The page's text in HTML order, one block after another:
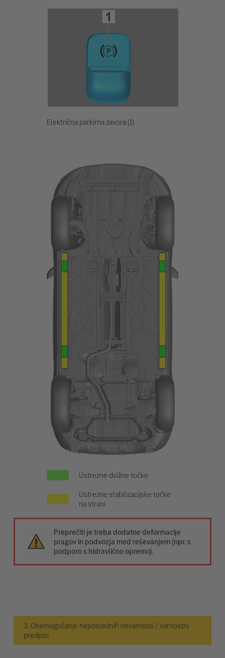
Električna parkirna zavora (1)
Ustrezne dvižne točke
Ustrezne stabilizacijske točke
na strani
Preprečiti je treba dodatne deformacije
pragov in podvozja med reševanjem (npr. s
podporo s hidravlično opremo).
3. Onemogočanje neposrednih nevarnosti / varnostni
predpisi